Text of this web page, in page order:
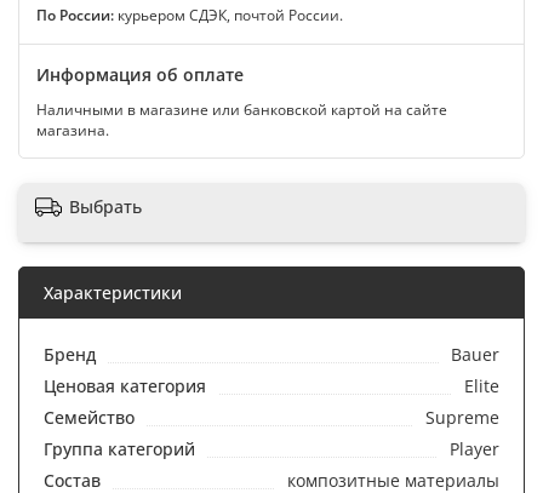
По России: курьером СДЭК, почтой России.
Информация об оплате
Наличными в магазине или банковской картой на сайте
магазина.
Выбрать
Характеристики
Бренд
Bauer
Ценовая категория
Elite
Семейство
Supreme
Группа категорий
Player
Состав
композитные материалы